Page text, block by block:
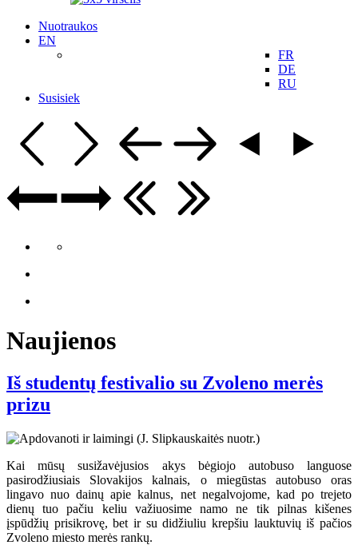
Nuotraukos
EN
FR
DE
RU
Susisiek
Naujienos
Iš studentų festivalio su Zvoleno merės
prizu
Kai mūsų susižavėjusios akys bėgiojo autobuso languose
pasirodžiusiais Slovakijos kalnais, o miegūstas autobuso oras
lingavo nuo dainų apie kalnus, net negalvojome, kad po trejeto
dienų tuo pačiu keliu važiuosime namo ne tik pilnas kišenes
įspūdžių prisikrovę, bet ir su didžiuliu krepšiu lauktuvių iš pačios
Zvoleno miesto merės rankų.